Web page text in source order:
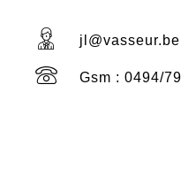
jl@vasseur.be
Gsm : 0494/